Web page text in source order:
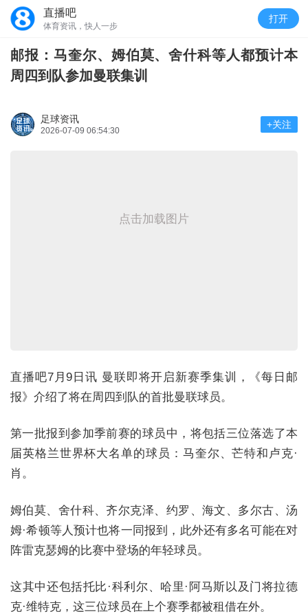
直播吧
体育资讯，快人一步
打开
邮报：马奎尔、姆伯莫、舍什科等人都预计本
周四到队参加曼联集训
足球资讯
2026-07-09 06:54:30
+关注
点击加载图片
直播吧7月9日讯 曼联即将开启新赛季集训，《每日邮
报》介绍了将在周四到队的首批曼联球员。
第一批报到参加季前赛的球员中，将包括三位落选了本
届英格兰世界杯大名单的球员：马奎尔、芒特和卢克·
肖。
姆伯莫、舍什科、齐尔克泽、约罗、海文、多尔古、汤
姆·希顿等人预计也将一同报到，此外还有多名可能在对
阵雷克瑟姆的比赛中登场的年轻球员。
这其中还包括托比·科利尔、哈里·阿马斯以及门将拉德
克·维特克，这三位球员在上个赛季都被租借在外。